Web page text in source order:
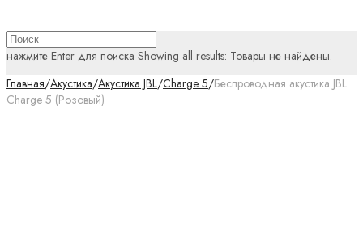
нажмите Enter для поиска Showing all results: Товары не найдены.
Главная/Акустика/Акустика JBL/Charge 5/Беспроводная акустика JBL
Charge 5 (Розовый)